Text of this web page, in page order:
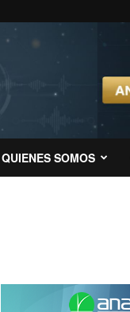
QUIENES SOMOS